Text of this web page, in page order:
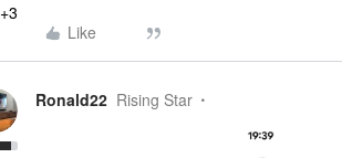
+3
Like
Ronald22 Rising Star